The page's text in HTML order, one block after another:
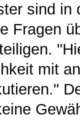
sind in
Fragen
mit